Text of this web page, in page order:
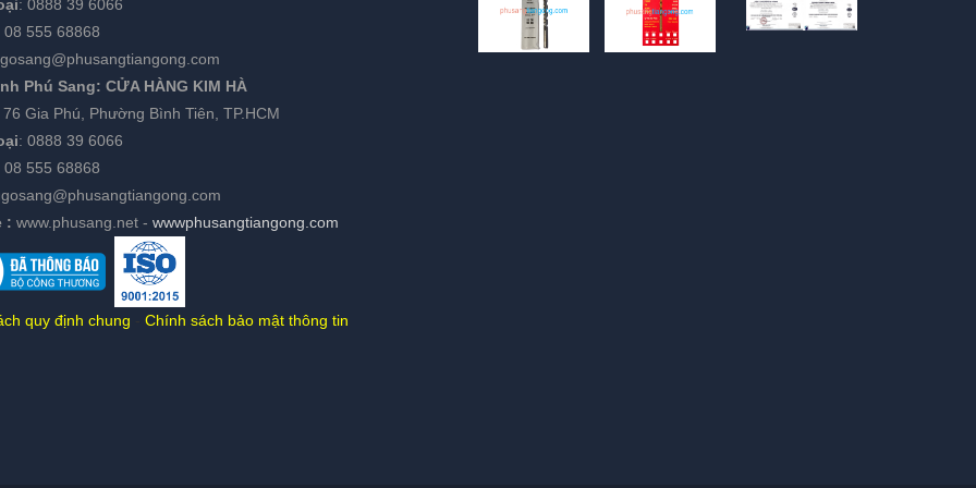
: 0888 39 6066
08 555 68868
Phú Sang: CỬA HÀNG KIM HÀ
76 Gia Phú, Phường Bình Tiên, TP.HCM
: 0888 39 6066
08 555 68868
: www.phusang.net - wwwphusangtiangong.com
quy định chung Chính sách bảo mật thông tin